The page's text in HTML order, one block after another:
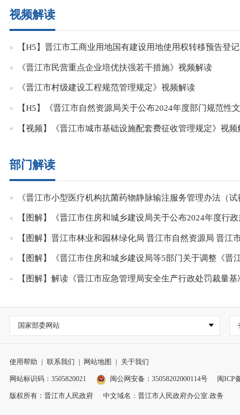
视频解读
【H5】晋江市工商业用地国有建设用地使用权转移预告登
《晋江市民营重点企业培优扶强若干措施》视频解读
《晋江市村级建设工程规范管理规定》视频解读
【H5】《晋江市自然资源局关于公布2024年度部门规范性
【视频】《晋江市城市基础设施配套费征收管理规定》视频
部门解读
《晋江市小型医疗机构抗菌药物静脉输注服务管理办法（
【图解】《晋江市住房和城乡建设局关于公布2024年度行
【图解】晋江市林业和园林绿化局 晋江市自然资源局 晋
【图解】《晋江市住房和城乡建设局等5部门关于调整《
【图解】解读《晋江市应急管理局安全生产行政处罚裁量基
国家部委网站
使用帮助 联系我们 网站地图 关于我们
网站标识码：3505820021 闽公网安备：35058202000114号 闽ICP
版权所有：晋江市人民政府 中文域名：晋江市人民政府办公室.政务